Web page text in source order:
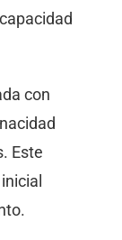
con
Este